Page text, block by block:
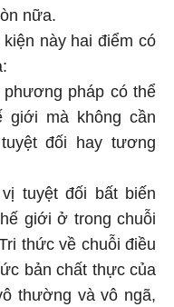
nữa.
này hai điểm có
pháp có thể
giới mà không cần
đối hay tương
tuyệt đối bất biến
giới ở trong chuỗi
thức về chuỗi điều
bản chất thực của
thường và vô ngã,